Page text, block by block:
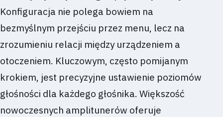
Konfiguracja nie polega bowiem na
bezmyślnym przejściu przez menu, lecz na
zrozumieniu relacji między urządzeniem a
otoczeniem. Kluczowym, często pomijanym
krokiem, jest precyzyjne ustawienie poziomów
głośności dla każdego głośnika. Większość
nowoczesnych amplitunerów oferuje